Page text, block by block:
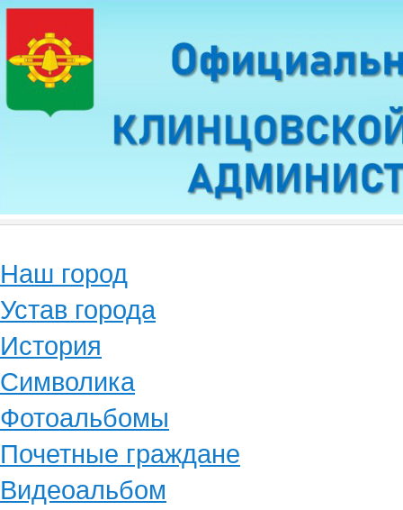
Наш город
Устав города
История
Символика
Фотоальбомы
Почетные граждане
Видеоальбом